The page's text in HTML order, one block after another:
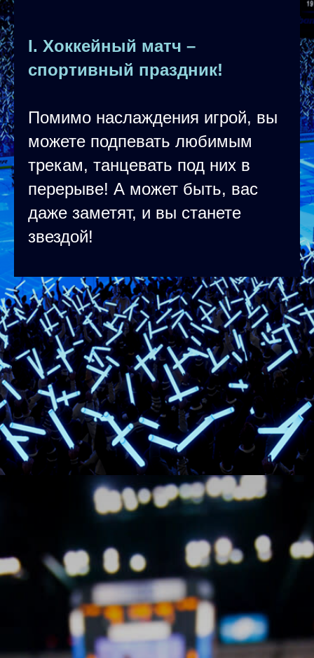
I. Хоккейный матч –
спортивный праздник!
Помимо наслаждения игрой, вы
можете подпевать любимым
трекам, танцевать под них в
перерыве! А может быть, вас
даже заметят, и вы станете
звездой!